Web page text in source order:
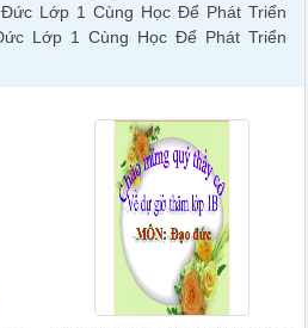
Lớp 1 Cùng Học Để Phát Triển
Lớp 1 Cùng Học Để Phát Triển